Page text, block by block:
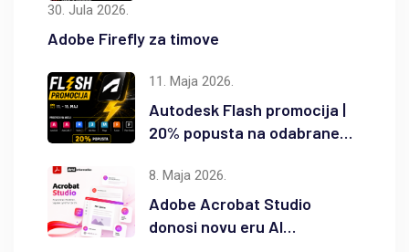
30. Jula 2026.
Adobe Firefly za timove
11. Maja 2026.
Autodesk Flash promocija |
20% popusta na odabrane
8. Maja 2026.
Adobe Acrobat Studio
donosi novu eru AI